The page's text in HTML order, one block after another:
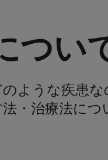
つい
のような疾患な
・治療法に